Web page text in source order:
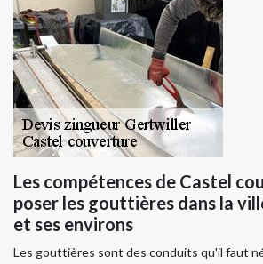
Les compétences de Castel
poser les gouttières dans la
et ses environs
Les gouttières sont des conduits qu'il faut